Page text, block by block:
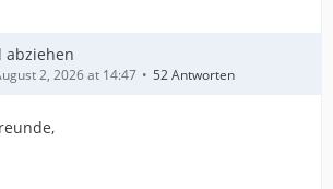
abziehen
2, 2026 at 14:47 52 Antworten